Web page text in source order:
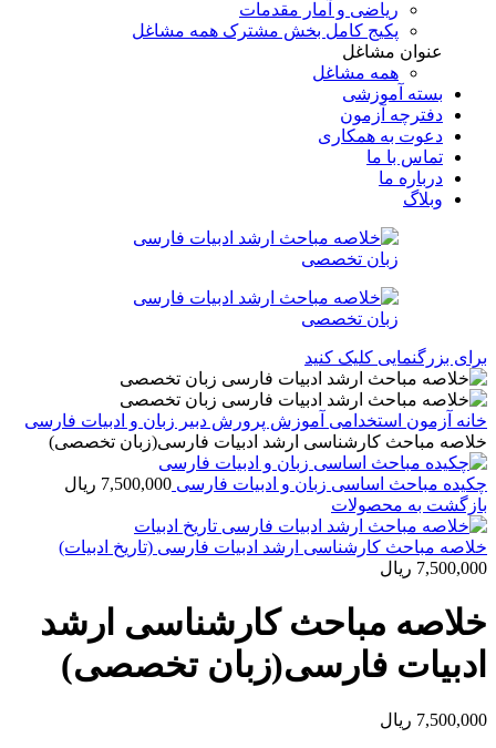
ریاضی و آمار مقدمات
پکیج کامل بخش مشترک همه مشاغل
عنوان مشاغل
همه مشاغل
بسته آموزشی
دفترچه آزمون
دعوت به همکاری
تماس با ما
درباره ما
وبلاگ
برای بزرگنمایی کلیک کنید
خانه آزمون استخدامی آموزش پرورش دبير زبان و ادبیات فارسی
خلاصه مباحث کارشناسی ارشد ادبیات فارسی(زبان تخصصی)
چکیده مباحث اساسی زبان و ادبیات فارسی 7,500,000 ریال
بازگشت به محصولات
خلاصه مباحث کارشناسی ارشد ادبیات فارسی (تاریخ ادبیات)
7,500,000 ریال
خلاصه مباحث کارشناسی ارشد
ادبیات فارسی(زبان تخصصی)
7,500,000 ریال